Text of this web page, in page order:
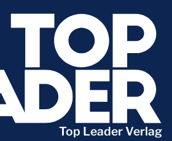
Top Leader Verlag